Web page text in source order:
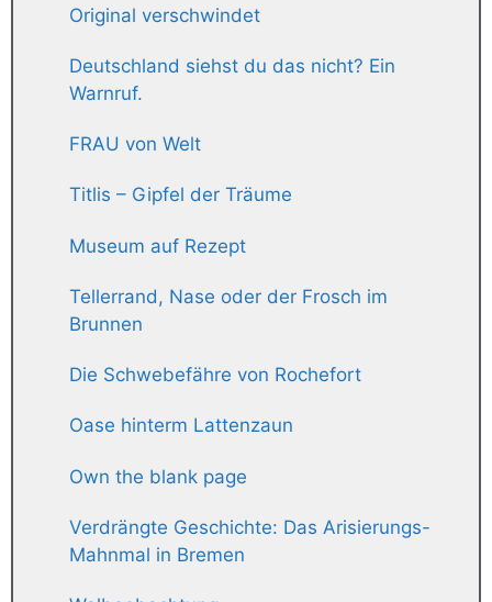
Original verschwindet
Deutschland siehst du das nicht? Ein
Warnruf.
FRAU von Welt
Titlis – Gipfel der Träume
Museum auf Rezept
Tellerrand, Nase oder der Frosch im
Brunnen
Die Schwebefähre von Rochefort
Oase hinterm Lattenzaun
Own the blank page
Verdrängte Geschichte: Das Arisierungs-
Mahnmal in Bremen